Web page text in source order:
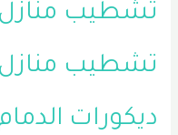
تشطيب منازل
تشطيب منازل
ديكورات